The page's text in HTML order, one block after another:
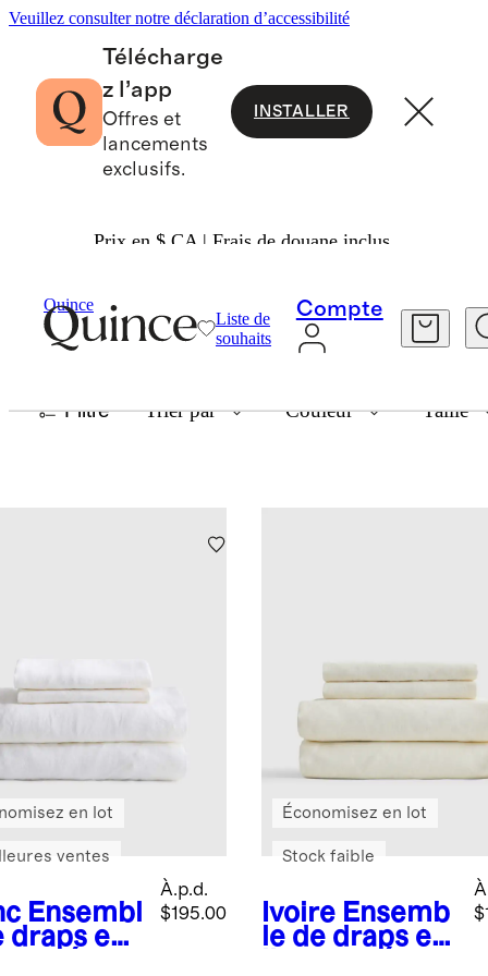
Veuillez consulter notre déclaration d’accessibilité
Télécharge
z l’app
Offres et
lancements
exclusifs.
INSTALLER
Prix en $ CA | Frais de douane inclus.
Quince
Liste de
souhaits
Compte
QUINCE SUMMER ’25
12 articles
Filtre Trier par Couleur Taille
Ensembl
draps en
À.p.d.
$195.00
en lot
ventes
Ivoire Ensemb
le de draps en
Économisez en lot
Stock faible